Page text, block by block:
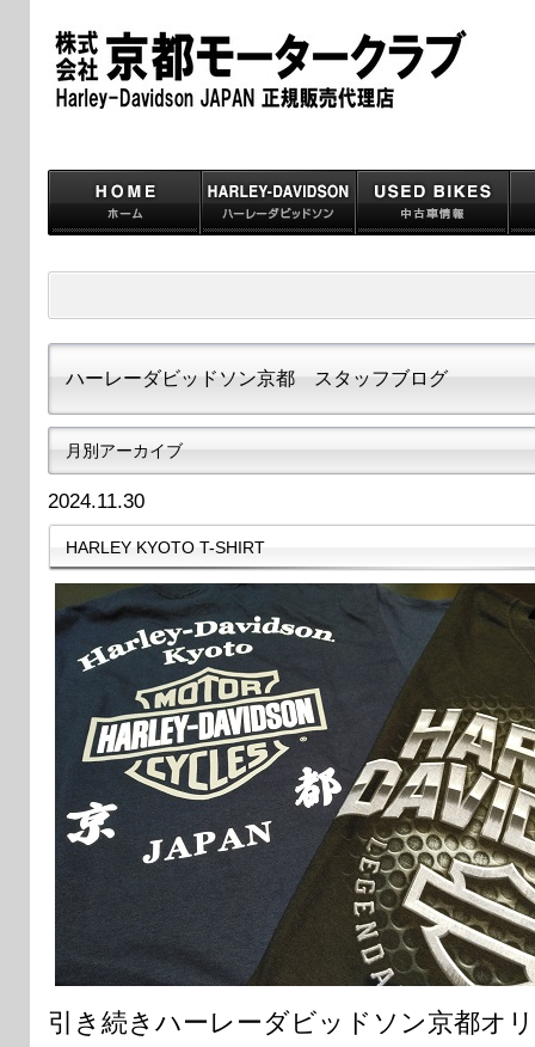
ハーレーダビッドソン京都 スタッフブログ
月別アーカイブ
2024.11.30
HARLEY KYOTO T-SHIRT
引き続きハーレーダビッドソン京都オ